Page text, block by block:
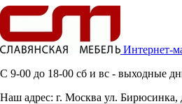
Интернет-
C 9-00 до 18-00 сб и вс - выходные
Наш адрес: г. Москва ул. Бирюсинка,